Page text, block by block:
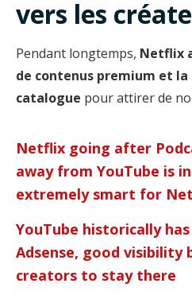
vers les
Pendant longtemps, Netflix
de contenus premium et
catalogue pour attirer de
Netflix going after
away from YouTube is
extremely smart for
YouTube historically
Adsense, good visibility
creators to stay there